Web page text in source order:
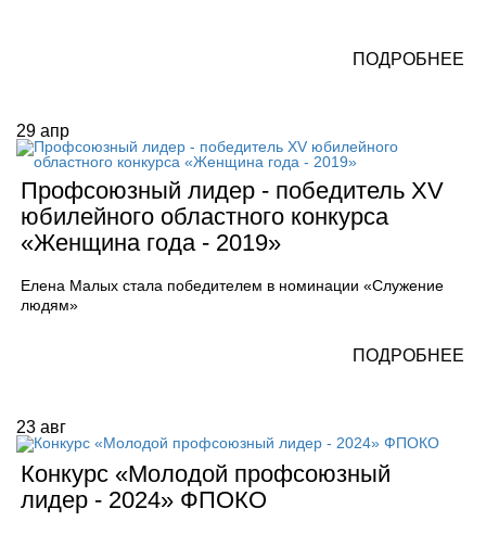
ПОДРОБНЕЕ
29 апр
Профсоюзный лидер - победитель XV
юбилейного областного конкурса
«Женщина года - 2019»
Елена Малых стала победителем в номинации «Служение
людям»
ПОДРОБНЕЕ
23 авг
Конкурс «Молодой профсоюзный
лидер - 2024» ФПОКО